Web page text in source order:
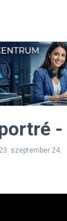
-
szeptember 24.